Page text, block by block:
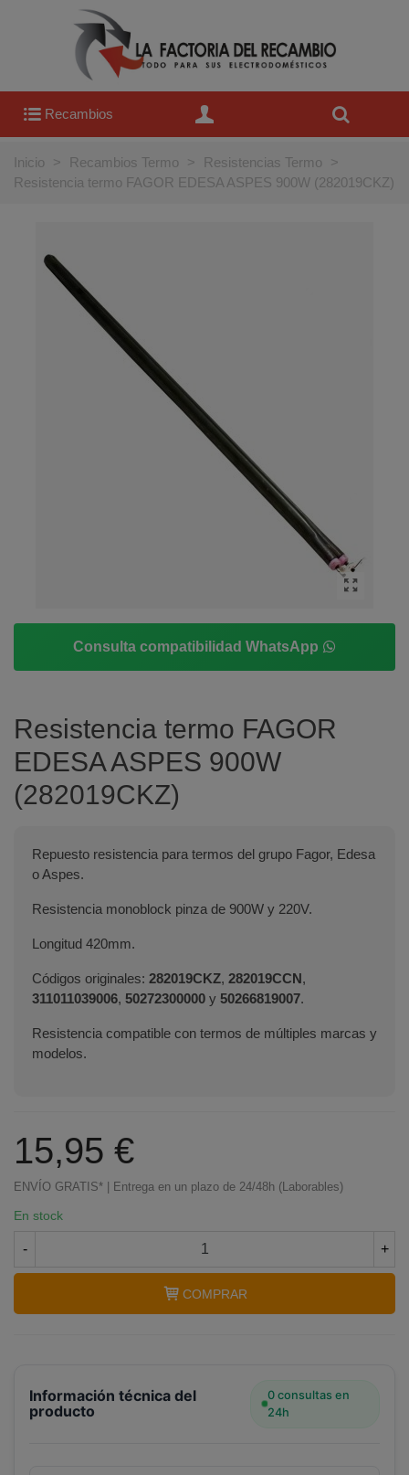
Recambios
Inicio > Recambios Termo > Resistencias Termo
>
Resistencia termo FAGOR EDESA ASPES 900W (282019CKZ)
Consulta compatibilidad WhatsApp
Resistencia termo FAGOR
EDESA ASPES 900W
(282019CKZ)
Repuesto resistencia para termos del grupo Fagor, Edesa
o Aspes.
Resistencia monoblock pinza de 900W y 220V.
Longitud 420mm.
Códigos originales: 282019CKZ, 282019CCN,
311011039006, 50272300000 y 50266819007.
Resistencia compatible con termos de múltiples marcas y
modelos.
15,95 €
ENVÍO GRATIS* | Entrega en un plazo de 24/48h (Laborables)
En stock
- +
COMPRAR
Información técnica del
producto
0 consultas en
24h